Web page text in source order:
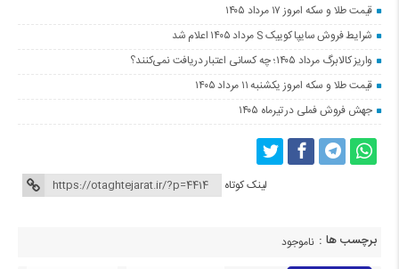
قیمت طلا و سکه امروز ۱۷ مرداد ۱۴۰۵
شرایط فروش سایپا کوییک S مرداد ۱۴۰۵ اعلام شد
واریز کالابرگ مرداد ۱۴۰۵؛ چه کسانی اعتبار دریافت نمی‌کنند؟
قیمت طلا و سکه امروز یکشنبه ۱۱ مرداد ۱۴۰۵
جهش فروش فملی در تیرماه ۱۴۰۵
لینک کوتاه
برچسب ها : ناموجود